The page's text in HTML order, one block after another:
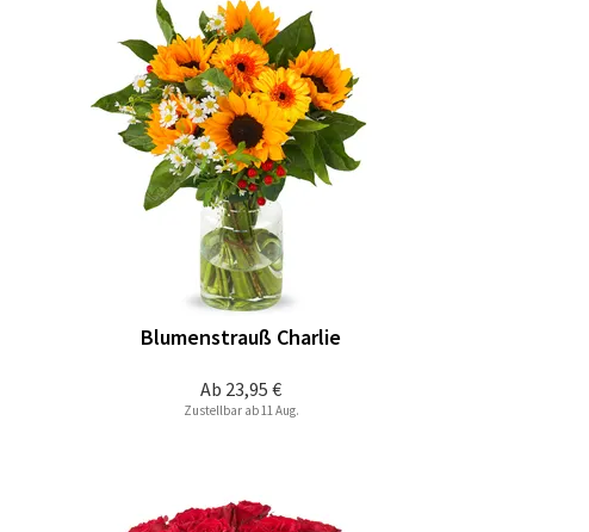
Ab 23,95 €
Blumenstrauß Charlie
Zustellbar ab 11 Aug.